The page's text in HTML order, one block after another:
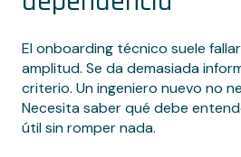
El onboarding técnico suele
amplitud. Se da demasiada
criterio. Un ingeniero nuevo no
Necesita saber qué debe
útil sin romper nada.